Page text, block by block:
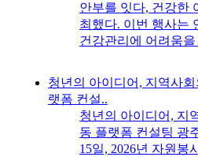
안부를 잇다, 건강한
최했다. 이번 행사는
건강관리에 어려움
청년의 아이디어, 지역사
랫폼 컨설..
청년의 아이디어, 지
동 플랫폼 컨설팅 광
15일, 2026년 자원봉